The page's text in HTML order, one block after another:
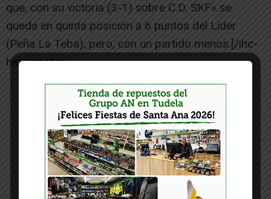
que, con su victoria (3-1) sobre C.D. SKF» se
queda en quinta posición a 6 puntos del Líder
(Peña La Teba), pero, con un partido menos.[/ihc-
hide-conten
-- Publicidad --